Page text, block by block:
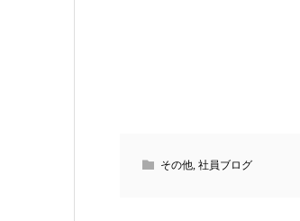
その他, 社員ブログ